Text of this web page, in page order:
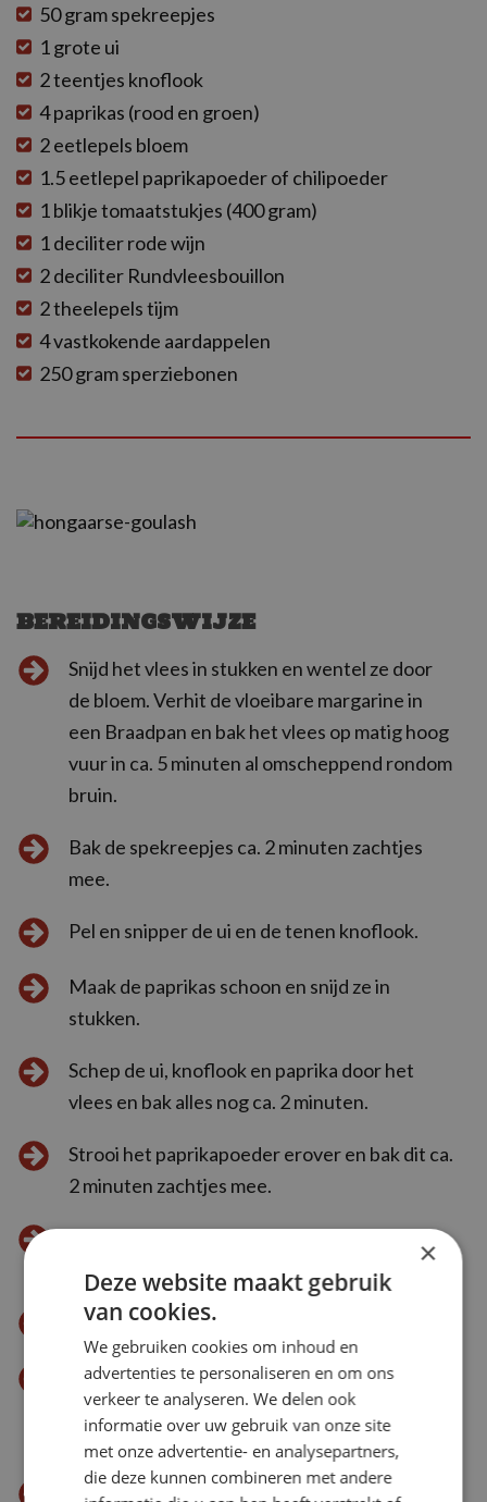
50 gram spekreepjes
1 grote ui
2 teentjes knoflook
4 paprikas (rood en groen)
2 eetlepels bloem
1.5 eetlepel paprikapoeder of chilipoeder
1 blikje tomaatstukjes (400 gram)
1 deciliter rode wijn
2 deciliter Rundvleesbouillon
2 theelepels tijm
4 vastkokende aardappelen
250 gram sperziebonen
BEREIDINGSWIJZE
Snijd het vlees in stukken en wentel ze door
de bloem. Verhit de vloeibare margarine in
een Braadpan en bak het vlees op matig hoog
vuur in ca. 5 minuten al omscheppend rondom
bruin.
Bak de spekreepjes ca. 2 minuten zachtjes
mee.
Pel en snipper de ui en de tenen knoflook.
Maak de paprikas schoon en snijd ze in
stukken.
Schep de ui, knoflook en paprika door het
vlees en bak alles nog ca. 2 minuten.
Strooi het paprikapoeder erover en bak dit ca.
2 minuten zachtjes mee.
Schenk de gezeefde tomaten, de wijn en de
bouillon langs de rand van de pan bij het vlees.
Voeg de tijm toe.
Breng het geheel aan de kook en laat de
goulash afgedekt ca. 2 uur heel zachtjes (op
een vlamverdeler) sudderen.
Schil de aardappelen en snijd ze in kleine
×
Deze website maakt gebruik
van cookies.
We gebruiken cookies om inhoud en
advertenties te personaliseren en om ons
verkeer te analyseren. We delen ook
informatie over uw gebruik van onze site
met onze advertentie- en analysepartners,
die deze kunnen combineren met andere